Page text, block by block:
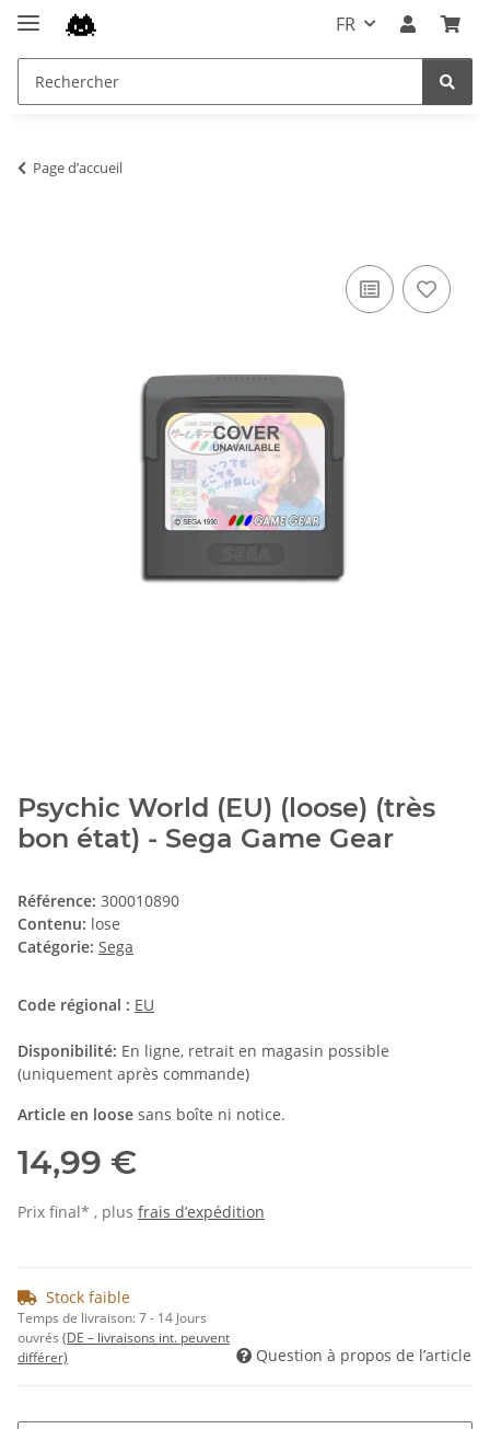
FR
Page d’accueil
Psychic World (EU) (loose) (très
bon état) - Sega Game Gear
Référence: 300010890
Contenu: lose
Catégorie: Sega
Code régional : EU
Disponibilité: En ligne, retrait en magasin possible
(uniquement après commande)
Article en loose sans boîte ni notice.
14,99 €
Prix final* , plus frais d’expédition
Stock faible
Temps de livraison:7 - 14 Jours
ouvrés (DE – livraisons int. peuvent
différer)
Question à propos de l’article